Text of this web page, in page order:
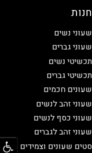
חנות
שעוני נשים
שעוני גברים
תכשיטי נשים
תכשיטי גברים
שעונים חכמים
שעוני זהב לנשים
שעוני כסף לנשים
שעוני זהב לגברים
סטים שעונים וצמידים